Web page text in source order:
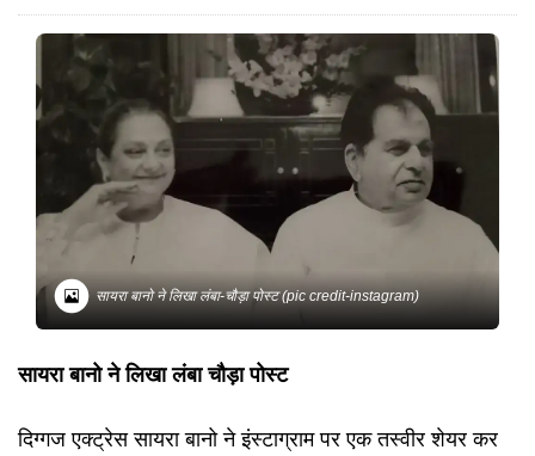
सायरा बानो ने लिखा लंबा-चौड़ा पोस्ट (pic credit-instagram)
सायरा बानो ने लिखा लंबा चौड़ा पोस्ट
दिग्गज एक्ट्रेस सायरा बानो ने इंस्टाग्राम पर एक तस्वीर शेयर कर